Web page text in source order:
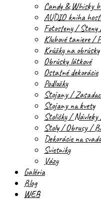
Candy & Whisky
AUDIO kniha hostí
Fotosteny / Steny
Klubové taniere /
Krúžky na obrúsky
Obrúsky látkové
Ostatné dekorácie
Podložky
Stojany /
Stojany na kvety
Stoličky /
Stoly / Obrusy /
Dekorácie na
Svietniky
Vázy
Galéria
Blog
WEB